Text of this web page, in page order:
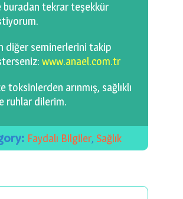
buradan tekrar teşekkür
diğer seminerlerini takip
www.anael.com.tr
toksinlerden arınmış, sağlıklı
ruhlar dilerim.
Faydalı Bilgiler, Sağlık